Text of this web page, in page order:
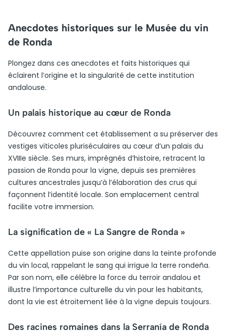
Anecdotes historiques sur le Musée du vin
de Ronda
Plongez dans ces anecdotes et faits historiques qui
éclairent l’origine et la singularité de cette institution
andalouse.
Un palais historique au cœur de Ronda
Découvrez comment cet établissement a su préserver des
vestiges viticoles pluriséculaires au cœur d’un palais du
XVIIIe siècle. Ses murs, imprégnés d’histoire, retracent la
passion de Ronda pour la vigne, depuis ses premières
cultures ancestrales jusqu’à l’élaboration des crus qui
façonnent l’identité locale. Son emplacement central
facilite votre immersion.
La signification de « La Sangre de Ronda »
Cette appellation puise son origine dans la teinte profonde
du vin local, rappelant le sang qui irrigue la terre rondeña.
Par son nom, elle célèbre la force du terroir andalou et
illustre l’importance culturelle du vin pour les habitants,
dont la vie est étroitement liée à la vigne depuis toujours.
Des racines romaines dans la Serranía de Ronda